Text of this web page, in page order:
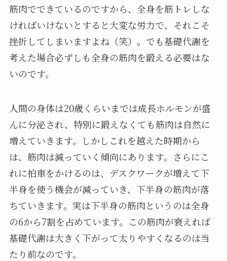
筋肉でできているのですから、全身を筋トレしな
ければいけないとすると大変な労力で、それこそ
挫折してしまいますよね（笑）。でも基礎代謝を
考えた場合必ずしも全身の筋肉を鍛える必要はな
いのです。
人間の身体は20歳くらいまでは成長ホルモンが盛
んに分泌され、特別に鍛えなくても筋肉は自然に
増えていきます。しかしこれを越えた時期から
は、筋肉は減っていく傾向にあります。さらにこ
れに拍車をかけるのは、デスクワークが増えて下
半身を使う機会が減っていき、下半身の筋肉が落
ちていきます。実は下半身の筋肉というのは全身
の6から7割を占めています。この筋肉が衰えれば
基礎代謝は大きく下がって太りやすくなるのは当
たり前なのです。